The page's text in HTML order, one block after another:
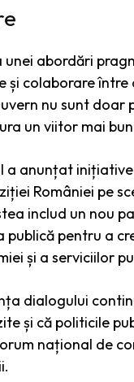
abordări
colaborare între
nu sunt doar
un viitor mai
a anunțat
României pe
includ un nou
pentru a
și a serviciilor
dialogului
și că politicile
național de